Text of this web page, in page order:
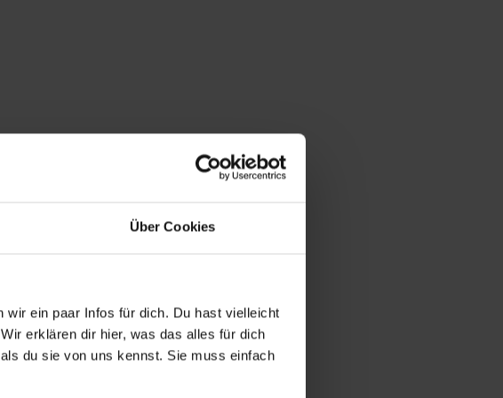
Über Cookies
wir ein paar Infos für dich. Du hast vielleicht
erklären dir hier, was das alles für dich
du sie von uns kennst. Sie muss einfach